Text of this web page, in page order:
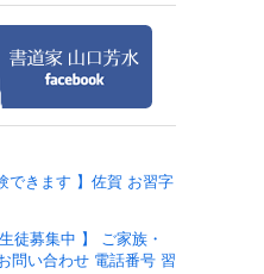
できます 】佐賀 お習字
徒募集中 】 ご家族・
問い合わせ 電話番号 習